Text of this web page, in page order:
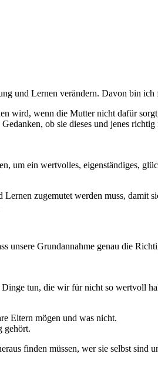
und Lernen verändern. Davon bin ich
wird, wenn die Mutter nicht dafür
ob sie dieses und jenes
um ein wertvolles, eigenständiges,
zugemutet werden muss, damit
unsere Grundannahme genau die
tun, die wir für nicht so wertvoll
Eltern mögen und was nicht.
gehört.
finden müssen, wer sie selbst sind